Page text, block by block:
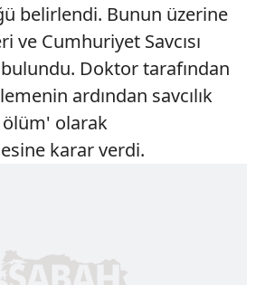
belirlendi. Bunun üzerine
ve Cumhuriyet Savcısı
Doktor tarafından
ardından savcılık
ölüm' olarak
karar verdi.